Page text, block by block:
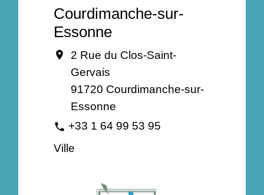
Courdimanche-sur-
Essonne
location_on
2 Rue du Clos-Saint-
Gervais
91720 Courdimanche-sur-
Essonne
phone +33 1 64 99 53 95
Ville